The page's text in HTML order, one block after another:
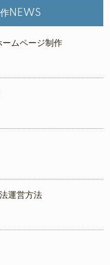
NEWS
ムページ制作
運営方法